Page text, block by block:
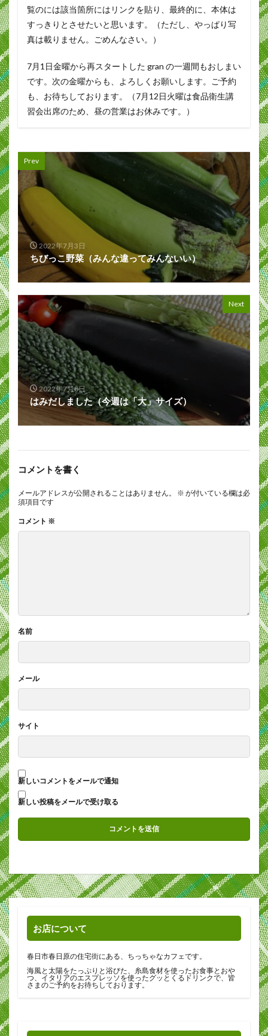
覧のには該当箇所にはリンクを貼り、最終的に、本体は
すっきりとさせたいと思います。（ただし、やっぱり写
真は載りません。ごめんなさい。）
7月1日金曜から再スタートした gran の一週間もおしまい
です。次の金曜からも、よろしくお願いします。ご予約
も、お待ちしております。（7月12日火曜は食品衛生講
習会出席のため、昼の営業はお休みです。）
Prev
2022年7月3日
ちびっこ野菜（みんな違ってみんないい）
Next
2022年7月8日
はみだしました（今週は「大」サイズ）
コメントを書く
メールアドレスが公開されることはありません。 ※ が付いている欄は必
須項目です
コメント ※
名前
メール
サイト
新しいコメントをメールで通知
新しい投稿をメールで受け取る
お店について
春日市春日原の住宅街にある、ちっちゃなカフェです。
海風と太陽をたっぷりと浴びた、糸島食材を使ったお食事とおや
つ、イタリアのエスプレッソを使ったグッとくるドリンクで、皆
さまのご予約をお待ちしております。